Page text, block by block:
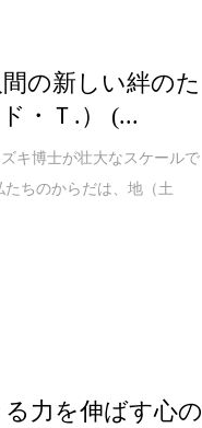
の新しい絆のた
・Ｔ.） (...
キ博士が壮大なスケールで
ちのからだは、地（土
力を伸ばす心の